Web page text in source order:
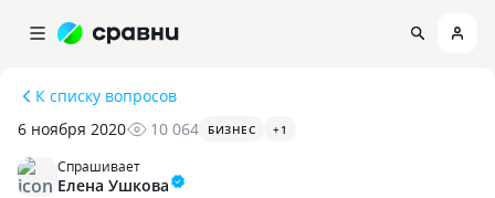
К списку вопросов
6 ноября 2020
10 064 БИЗНЕС +1
Спрашивает
Елена Ушкова